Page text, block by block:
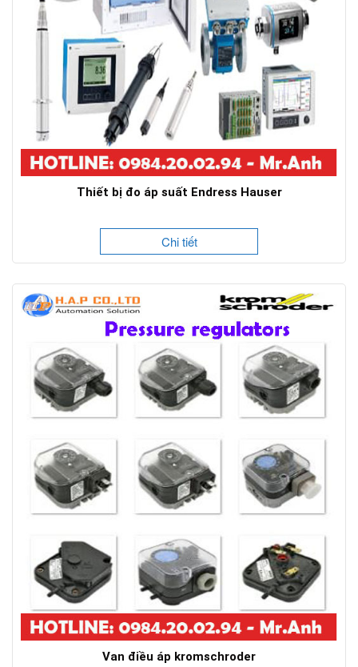
Thiết bị đo áp suất Endress Hauser
Chi tiết
Van điều áp kromschroder